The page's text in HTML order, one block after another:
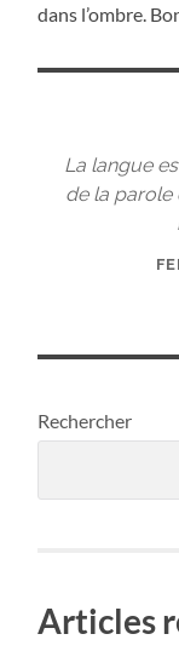
dans l’ombre.
La langue
de la parole
Rechercher
Articles